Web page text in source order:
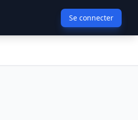
Se connecter